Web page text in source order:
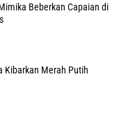
Beberkan Capaian di
Kibarkan Merah Putih